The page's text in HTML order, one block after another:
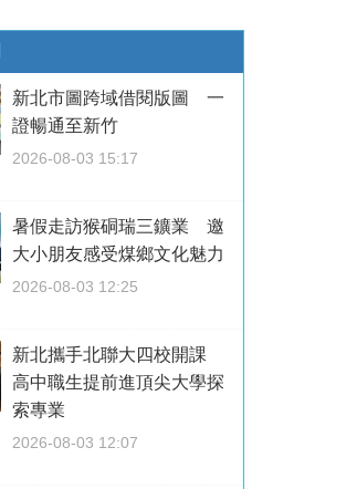
新北市圖跨域借閱版圖 一
證暢通至新竹
2026-08-03 15:17
暑假走訪猴硐瑞三鑛業 邀
大小朋友感受煤鄉文化魅力
2026-08-03 12:25
新北攜手北聯大四校開課
高中職生提前進頂尖大學探
索專業
2026-08-03 12:07